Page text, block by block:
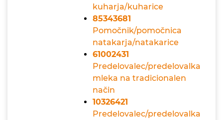
kuharja/kuharice
85343681
Pomočnik/pomočnica
natakarja/natakarice
61002431
Predelovalec/predelovalka
mleka na tradicionalen
način
10326421
Predelovalec/predelovalka